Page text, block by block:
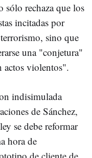
sólo rechaza que los
incitadas por
sino que
una "conjetura"
actos violentos".
indisimulada
de Sánchez,
se debe reformar
hora de